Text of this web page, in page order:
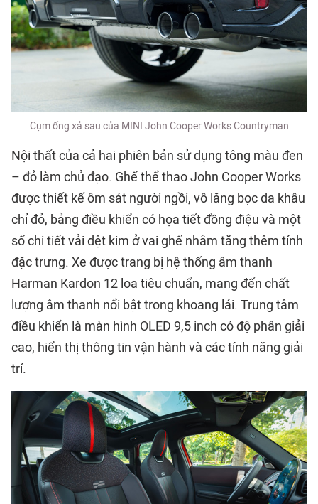
Cụm ống xả sau của MINI John Cooper Works Countryman
Nội thất của cả hai phiên bản sử dụng tông màu đen
– đỏ làm chủ đạo. Ghế thể thao John Cooper Works
được thiết kế ôm sát người ngồi, vô lăng bọc da khâu
chỉ đỏ, bảng điều khiển có họa tiết đồng điệu và một
số chi tiết vải dệt kim ở vai ghế nhằm tăng thêm tính
đặc trưng. Xe được trang bị hệ thống âm thanh
Harman Kardon 12 loa tiêu chuẩn, mang đến chất
lượng âm thanh nổi bật trong khoang lái. Trung tâm
điều khiển là màn hình OLED 9,5 inch có độ phân giải
cao, hiển thị thông tin vận hành và các tính năng giải
trí.